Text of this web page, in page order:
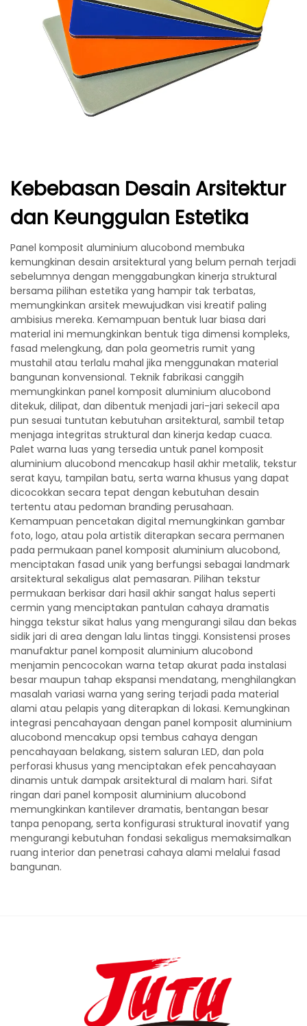
Kebebasan Desain Arsitektur
dan Keunggulan Estetika
Panel komposit aluminium alucobond membuka
kemungkinan desain arsitektural yang belum pernah terjadi
sebelumnya dengan menggabungkan kinerja struktural
bersama pilihan estetika yang hampir tak terbatas,
memungkinkan arsitek mewujudkan visi kreatif paling
ambisius mereka. Kemampuan bentuk luar biasa dari
material ini memungkinkan bentuk tiga dimensi kompleks,
fasad melengkung, dan pola geometris rumit yang
mustahil atau terlalu mahal jika menggunakan material
bangunan konvensional. Teknik fabrikasi canggih
memungkinkan panel komposit aluminium alucobond
ditekuk, dilipat, dan dibentuk menjadi jari-jari sekecil apa
pun sesuai tuntutan kebutuhan arsitektural, sambil tetap
menjaga integritas struktural dan kinerja kedap cuaca.
Palet warna luas yang tersedia untuk panel komposit
aluminium alucobond mencakup hasil akhir metalik, tekstur
serat kayu, tampilan batu, serta warna khusus yang dapat
dicocokkan secara tepat dengan kebutuhan desain
tertentu atau pedoman branding perusahaan.
Kemampuan pencetakan digital memungkinkan gambar
foto, logo, atau pola artistik diterapkan secara permanen
pada permukaan panel komposit aluminium alucobond,
menciptakan fasad unik yang berfungsi sebagai landmark
arsitektural sekaligus alat pemasaran. Pilihan tekstur
permukaan berkisar dari hasil akhir sangat halus seperti
cermin yang menciptakan pantulan cahaya dramatis
hingga tekstur sikat halus yang mengurangi silau dan bekas
sidik jari di area dengan lalu lintas tinggi. Konsistensi proses
manufaktur panel komposit aluminium alucobond
menjamin pencocokan warna tetap akurat pada instalasi
besar maupun tahap ekspansi mendatang, menghilangkan
masalah variasi warna yang sering terjadi pada material
alami atau pelapis yang diterapkan di lokasi. Kemungkinan
integrasi pencahayaan dengan panel komposit aluminium
alucobond mencakup opsi tembus cahaya dengan
pencahayaan belakang, sistem saluran LED, dan pola
perforasi khusus yang menciptakan efek pencahayaan
dinamis untuk dampak arsitektural di malam hari. Sifat
ringan dari panel komposit aluminium alucobond
memungkinkan kantilever dramatis, bentangan besar
tanpa penopang, serta konfigurasi struktural inovatif yang
mengurangi kebutuhan fondasi sekaligus memaksimalkan
ruang interior dan penetrasi cahaya alami melalui fasad
bangunan.